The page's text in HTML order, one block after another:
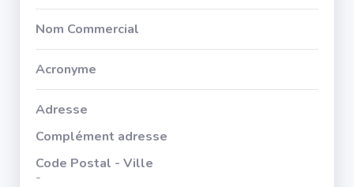
Nom Commercial
Acronyme
Adresse
Complément adresse
Code Postal - Ville
-